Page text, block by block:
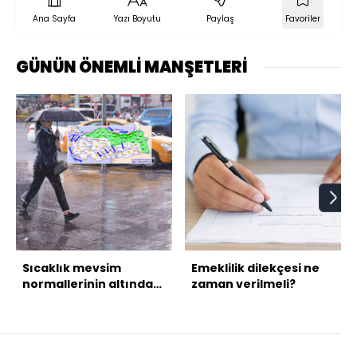
Ana Sayfa Yazı Boyutu Paylaş Favoriler
GÜNÜN ÖNEMLİ MANŞETLERİ
Sıcaklık mevsim
normallerinin altında!
Emeklilik dilekçesi ne
zaman verilmeli?